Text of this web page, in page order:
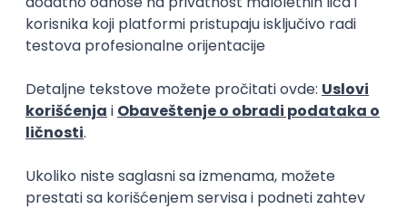
osiguranje, lizing osiguranje, lizing
Poslovi posle studija
Student Assistant – Business
Tax Junior